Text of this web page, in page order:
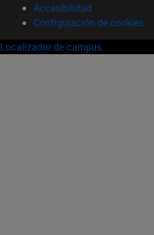
Accesibilidad
Configuración de cookies
Localizador de campus